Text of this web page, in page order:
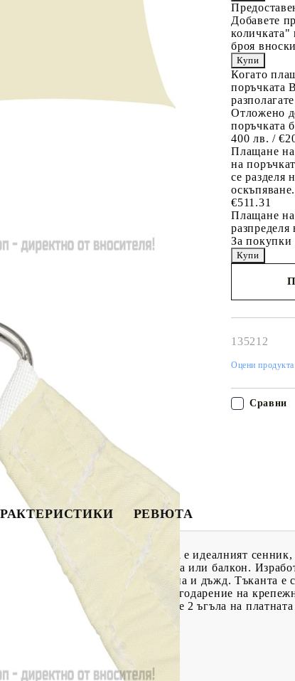
Добавете
количката"
броя
Когато
поръчката
Отложено
поръчката
400 лв. /
Плащане на
на
се разделя
€511.31
Плащане на
За покупки
135212
Оцени продукта
Сравни
РЕВЮТА
пожелаете с този сенник. Това е идеалният
тераса, детска площадка или балкон.
от пряка слънчева светлина и дъжд. Тъканта е
е лесен за сглобяване благодарение на
Добре е да знаете: Монтирайте 2 ъгъла на платната